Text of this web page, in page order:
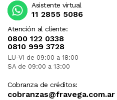
Atención al cliente:
0800 122 0338
0810 999 3728
LU-VI de 09:00 a 18:00
SA de 09:00 a 13:00
Cobranza de créditos:
cobranzas@fravega.com.ar
Asistente virtual
11 2855 5086